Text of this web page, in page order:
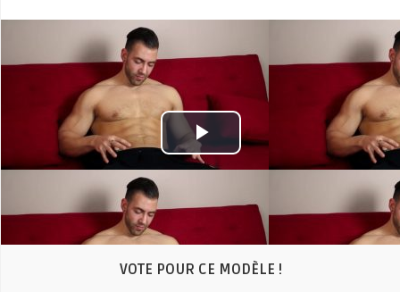
Play
VOTE POUR CE MODÈLE !